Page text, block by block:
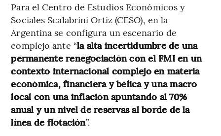
Para el Centro de Estudios Económicos y
Sociales Scalabrini Ortiz (CESO), en la
Argentina se configura un escenario de
complejo ante “la alta incertidumbre de una
permanente renegociación con el FMI en un
contexto internacional complejo en materia
económica, financiera y bélica y una macro
local con una inflación apuntando al 70%
anual y un nivel de reservas al borde de la
línea de flotación”.